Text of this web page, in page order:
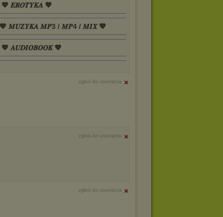
𝑬𝑹𝑶𝑻𝒀𝑲𝑨 💖
𝑴𝑼𝒁𝒀𝑲𝑨 𝑴𝑷3 / 𝑴𝑷4 / 𝑴𝑰𝑿 💖
𝑨𝑼𝑫𝑰𝑶𝑩𝑶𝑶𝑲 💖
zgłoś do usunięcia
zgłoś do usunięcia
zgłoś do usunięcia